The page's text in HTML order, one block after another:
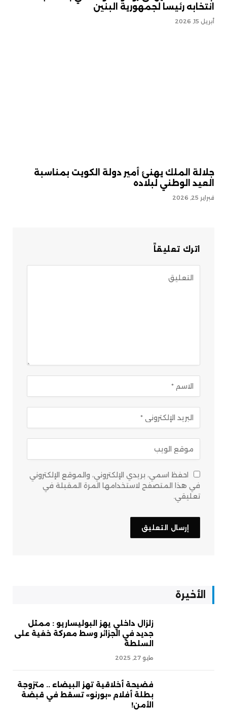
انتخابه رئيسا لجمهورية البنين
أبريل 15, 2026
جلالة الملك يهنئ أمير دولة الكويت بمناسبة
العيد الوطني لبلاده
فبراير 25, 2026
اترك تعليقاً
احفظ اسمي، بريدي الإلكتروني، والموقع الإلكتروني
في هذا المتصفح لاستخدامها المرة المقبلة في
تعليقي.
الأخيرة
زلزال داخلي يهز البوليساريو : ممثل
جديد في الجزائر وسط معركة خفية على
السلطة
مايو 27, 2025
فضيحة أخلاقية تهز البيضاء .. متزوجة
بطلة أفلام «بورنو» تسقط في قبضة
الأمن!